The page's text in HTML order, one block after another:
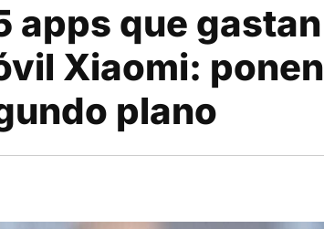
apps que gastan
Xiaomi: ponen
plano